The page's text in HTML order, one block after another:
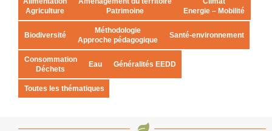
Agriculture
Patrimoine
Energie – Mobilité
Biodiversité
Méthodologie
Approche pédagogique
Santé-environnement
Consommation
Déchets
Eau Généralités EEDD
Toutes les thématiques